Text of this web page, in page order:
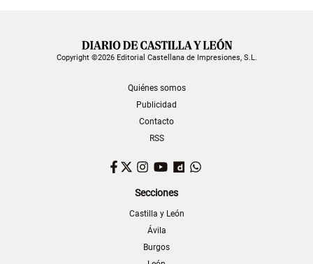
Copyright ©2026 Editorial Castellana de Impresiones, S.L.
Quiénes somos
Publicidad
Contacto
RSS
Facebook
TwitterInstagram
YouTubeDailymotion
Secciones
Castilla y León
Ávila
Burgos